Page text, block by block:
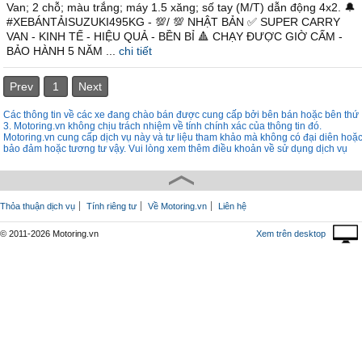
Van; 2 chỗ; màu trắng; máy 1.5 xăng; số tay (M/T) dẫn động 4x2. 🔔
#XEBÁNTẢISUZUKI495KG - 💯/ 💯 NHẬT BẢN ✅ SUPER CARRY
VAN - KINH TẾ - HIỆU QUẢ - BỀN BỈ 🔺 CHẠY ĐƯỢC GIỜ CẤM -
BẢO HÀNH 5 NĂM ...
chi tiết
Prev 1 Next
Các thông tin về các xe đang chào bán được cung cấp bởi bên bán hoặc bên thứ
3. Motoring.vn không chịu trách nhiệm về tính chính xác của thông tin đó.
Motoring.vn cung cấp dịch vụ này và tư liệu tham khảo mà không có đại diên hoặc
bảo đảm hoặc tương tư vậy. Vui lòng xem thêm điều khoản về sử dụng dịch vụ
Thỏa thuận dịch vụ Tính riêng tư Về Motoring.vn Liên hệ
© 2011-2026 Motoring.vn Xem trên desktop